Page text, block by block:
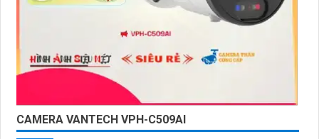
CAMERA VANTECH VPH-C509AI